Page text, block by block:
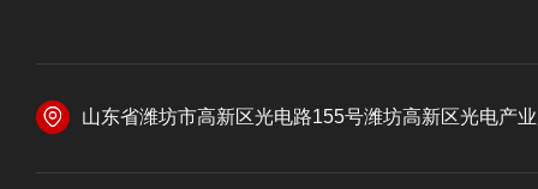
山东省潍坊市高新区光电路155号潍坊高新区光电产业加速器